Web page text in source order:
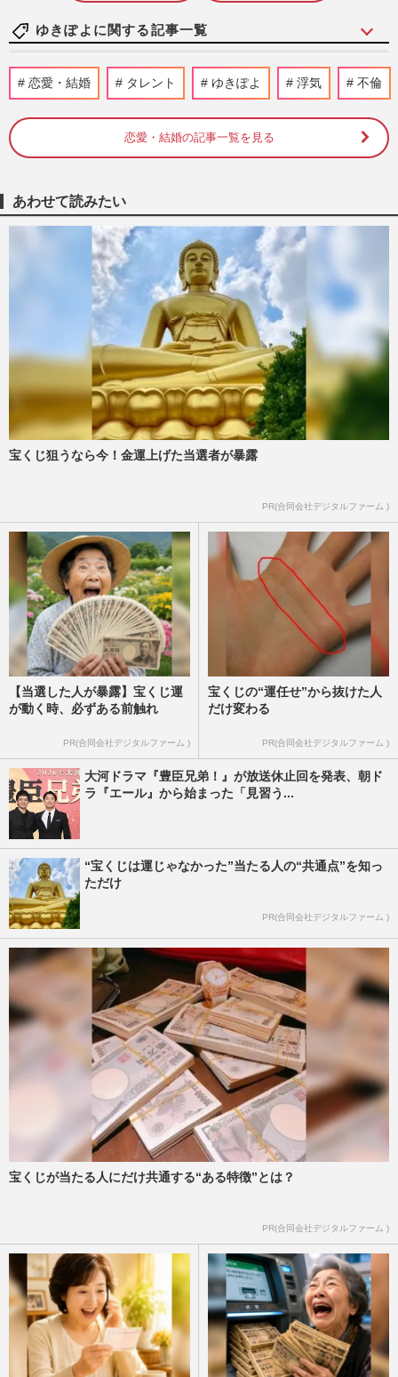
ゆきぽよに関する記事一覧
米倉涼子の自宅を麻薬取締部がガサ入れ報
道、「私はやってない」片瀬那奈とゆきぽ
週刊女性PRIME 2025/10/17
大胆イメチェンも本人困惑、「どう見ても
失敗でしょ」集まる同情
週刊女性PRIME
ゆきぽよ『愛のハイエナ』で見せた別人級
激変に視聴者驚愕、矢部浩之は「“ぽよ”っ
て言いにくい」と絶賛
週刊女性PRIME
【ゆきぽよ】何した？ 激変イメチェンで
現在の姿に驚きの声
週刊女性PRIME
題に、マッチングサイトの広告塔に抜擢＆
メディア露出増で“完全…
週刊女性PRIME 2024/6/8
恋愛・結婚 タレント ゆきぽよ 浮気 不倫
恋愛・結婚の記事一覧を見る
あわせて読みたい
宝くじ狙うなら今！金運上げた当選者が暴露
PR(合同会社デジタルファーム )
【当選した人が暴露】宝くじ運
が動く時、必ずある前触れ
PR(合同会社デジタルファーム )
宝くじの“運任せ”から抜けた人
だけ変わる
PR(合同会社デジタルファーム )
大河ドラマ『豊臣兄弟！』が放送休止回を発表、朝ド
ラ『エール』から始まった「見習う...
“宝くじは運じゃなかった”当たる人の“共通点”を知っ
ただけ
PR(合同会社デジタルファーム )
宝くじが当たる人にだけ共通する“ある特徴”とは？
PR(合同会社デジタルファーム )